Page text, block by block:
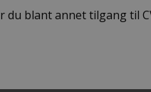
du blant annet tilgang til